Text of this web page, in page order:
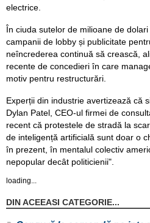
electrice.
În ciuda sutelor de milioane de
campanii de lobby și publicitate
neîncrederea continuă să crească,
recente de concedieri în care
motiv pentru restructurări.
Experții din industrie avertizează că
Dylan Patel, CEO-ul firmei de
recent că protestele de stradă la
de inteligență artificială sunt doar o
în prezent, în mentalul colectiv
nepopular decât politicienii".
loading...
DIN ACEEASI CATEGORIE...